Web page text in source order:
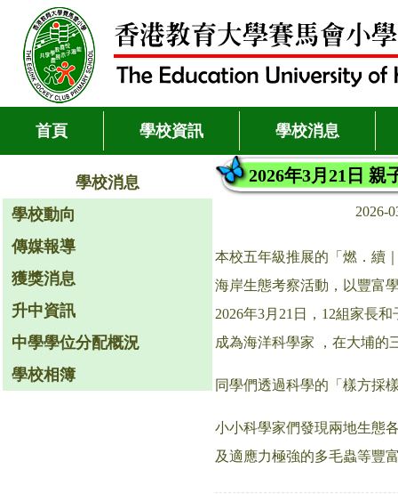
首頁 學校資訊 學校消息
學校消息
學校動向
傳媒報導
獲獎消息
升中資訊
中學學位分配概況
學校相簿
2026年3月21日 親
2026-
本校五年級推展的「燃．續
海岸生態考察活動，以豐富
2026年3月21日，12組家長
成為海洋科學家 ，在大埔的
同學們透過科學的「樣方採
小小科學家們發現兩地生態
及適應力極強的多毛蟲等豐